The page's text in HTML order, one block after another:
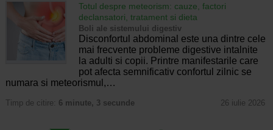
Totul despre meteorism: cauze, factori
declansatori, tratament si dieta
Boli ale sistemului digestiv
Disconfortul abdominal este una dintre cele
mai frecvente probleme digestive intalnite
la adulti si copii. Printre manifestarile care
pot afecta semnificativ confortul zilnic se
numara si meteorismul,…
Timp de citire: 6 minute, 3 secunde 26 iulie 2026